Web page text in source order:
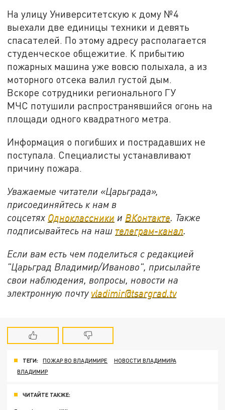
На улицу Университетскую к дому №4
выехали две единицы техники и девять
спасателей. По этому адресу располагается
студенческое общежитие. К прибытию
пожарных машина уже вовсю полыхала, а из
моторного отсека валил густой дым.
Вскоре сотрудники регионального ГУ
МЧС потушили распространявшийся огонь на
площади одного квадратного метра.
Информация о погибших и пострадавших не
поступала. Специалисты устанавливают
причину пожара.
Уважаемые читатели «Царьграда»,
присоединяйтесь к нам в
соцсетях Одноклассники и ВКонтакте. Также
подписывайтесь на наш телеграм-канал.
Если вам есть чем поделиться с редакцией
"Царьград Владимир/Иваново", присылайте
свои наблюдения, вопросы, новости на
электронную почту vladimir@tsargrad.tv
ТЕГИ: ПОЖАР ВО ВЛАДИМИРЕ
НОВОСТИ ВЛАДИМИРА
ВЛАДИМИР
ЧИТАЙТЕ ТАКЖЕ: